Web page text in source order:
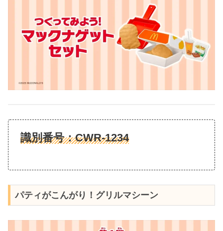
識別番号：CWR-1234
パティがこんがり！グリルマシーン